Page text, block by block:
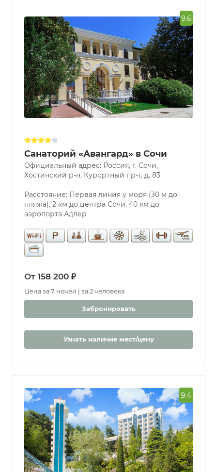
9.6
Санаторий «Авангард» в Сочи
Официальный адрес: Россия, г. Сочи,
Хостинский р-н, Курортный пр-т, д. 83
Расстояние: Первая линия у моря (30 м до
пляжа), 2 км до центра Сочи, 40 км до
аэропорта Адлер
От 158 200 ₽
Цена за 7 ночей | за 2 человека
Забронировать
Узнать наличие мест/цену
9.4